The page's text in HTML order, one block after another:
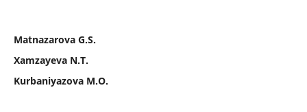
Matnazarova G.S.
Xamzayeva N.T.
Kurbaniyazova M.O.